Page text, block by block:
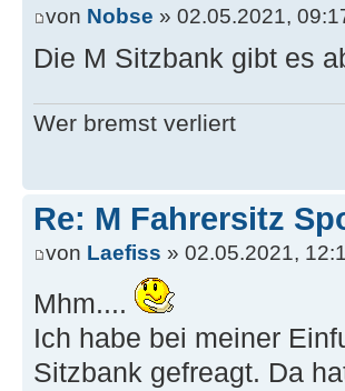
von Nobse » 02.05.2021,
Die M Sitzbank gibt es
Wer bremst verliert
Re: M Fahrersitz
von Laefiss » 02.05.2021,
Mhm....
Ich habe bei meiner
Sitzbank gefreagt. Da